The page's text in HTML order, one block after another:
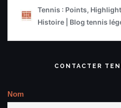
CONTACTER
Nom